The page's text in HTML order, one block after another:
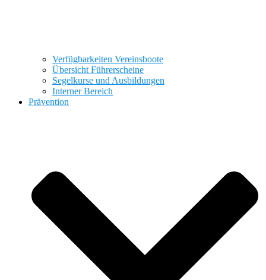
Verfügbarkeiten Vereinsboote
Übersicht Führerscheine
Segelkurse und Ausbildungen
Interner Bereich
Prävention